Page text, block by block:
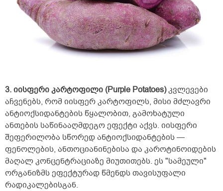
3. იისფერი კარტოფილი (Purple Potatoes)კვლევები
აჩვენებს, რომ იისფერ კარტოფილს, მისი მძლავრი
ანტიოქსიდანტების წყალობით, გამოხატული
ანთების საწინააღმდეგო ეფექტი აქვს. იისფერი
შეფერილობა სწორედ ანტიოქსიდანტების —
ფენოლების, ანთოციანინებისა და კაროტინოიდების
მაღალ კონცენტრაციაზე მიუთითებს. ეს "სამეული"
ორგანიზმს ეფექტურად წმენდს თავისუფალი
რადიკალებისგან.